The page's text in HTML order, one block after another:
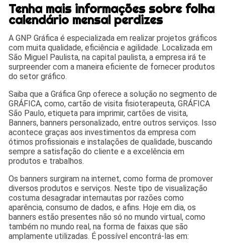
Tenha mais informações sobre folha
calendário mensal perdizes
A GNP Gráfica é especializada em realizar projetos gráficos
com muita qualidade, eficiência e agilidade. Localizada em
São Miguel Paulista, na capital paulista, a empresa irá te
surpreender com a maneira eficiente de fornecer produtos
do setor gráfico.
Saiba que a Gráfica Gnp oferece a solução no segmento de
GRÁFICA, como, cartão de visita fisioterapeuta, GRÁFICA
São Paulo, etiqueta para imprimir, cartões de visita,
Banners, banners personalizado, entre outros serviços. Isso
acontece graças aos investimentos da empresa com
ótimos profissionais e instalações de qualidade, buscando
sempre a satisfação do cliente e a excelência em
produtos e trabalhos.
Os banners surgiram na internet, como forma de promover
diversos produtos e serviços. Neste tipo de visualização
costuma desagradar internautas por razões como
aparência, consumo de dados, e afins. Hoje em dia, os
banners estão presentes não só no mundo virtual, como
também no mundo real, na forma de faixas que são
amplamente utilizadas. É possível encontrá-las em: